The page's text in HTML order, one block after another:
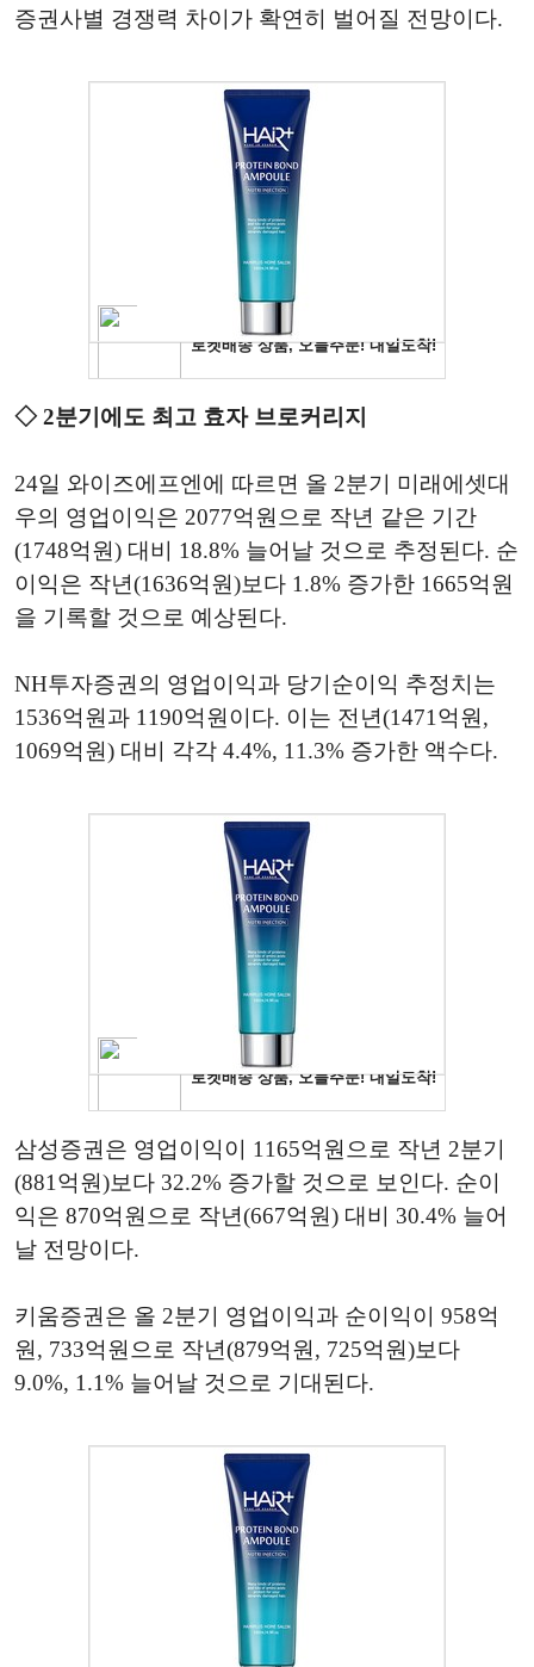
증권사별 경쟁력 차이가 확연히 벌어질 전망이다.
◇ 2분기에도 최고 효자 브로커리지
24일 와이즈에프엔에 따르면 올 2분기 미래에셋대
우의 영업이익은 2077억원으로 작년 같은 기간
(1748억원) 대비 18.8% 늘어날 것으로 추정된다. 순
이익은 작년(1636억원)보다 1.8% 증가한 1665억원
을 기록할 것으로 예상된다.
NH투자증권의 영업이익과 당기순이익 추정치는
1536억원과 1190억원이다. 이는 전년(1471억원,
1069억원) 대비 각각 4.4%, 11.3% 증가한 액수다.
삼성증권은 영업이익이 1165억원으로 작년 2분기
(881억원)보다 32.2% 증가할 것으로 보인다. 순이
익은 870억원으로 작년(667억원) 대비 30.4% 늘어
날 전망이다.
키움증권은 올 2분기 영업이익과 순이익이 958억
원, 733억원으로 작년(879억원, 725억원)보다
9.0%, 1.1% 늘어날 것으로 기대된다.